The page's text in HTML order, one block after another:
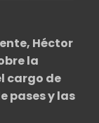
Héctor
la
cargo de
pases y las